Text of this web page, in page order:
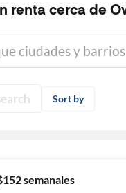
renta cerca de
Sort by
semanales